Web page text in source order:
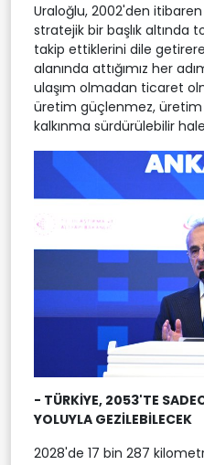
Uraloğlu, 2002'den itibaren
stratejik bir başlık altında
takip ettiklerini dile
alanında attığımız her
ulaşım olmadan ticaret
üretim güçlenmez,
kalkınma sürdürülebilir
- TÜRKİYE, 2053'TE
YOLUYLA GEZİLEBİLECEK
2028'de 17 bin 287